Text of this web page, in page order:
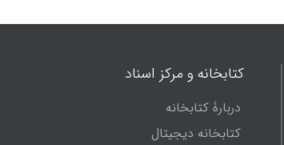
کتابخانه و مرکز اسناد
دربارۀ کتابخانه
کتابخانه دیجیتال